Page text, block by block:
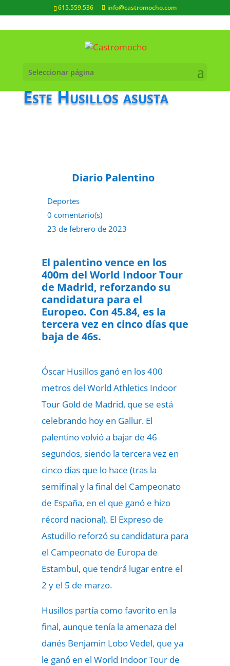
615.559.536 info@castromocho.com
Seleccionar página
Este Husillos asusta
Diario Palentino
Deportes
0 comentario(s)
23 de febrero de 2023
El palentino vence en los
400m del World Indoor Tour
de Madrid, reforzando su
candidatura para el
Europeo. Con 45.84, es la
tercera vez en cinco días que
baja de 46s.
Óscar Husillos ganó en los 400
metros del World Athletics Indoor
Tour Gold de Madrid, que se está
celebrando hoy en Gallur. El
palentino volvió a bajar de 46
segundos, siendo la tercera vez en
cinco días que lo hace (tras la
semifinal y la final del Campeonato
de España, en el que ganó e hizo
récord nacional). El Expreso de
Astudillo reforzó su candidatura para
el Campeonato de Europa de
Estambul, que tendrá lugar entre el
2 y el 5 de marzo.
Husillos partía como favorito en la
final, aunque tenía la amenaza del
danés Benjamin Lobo Vedel, que ya
le ganó en el World Indoor Tour de